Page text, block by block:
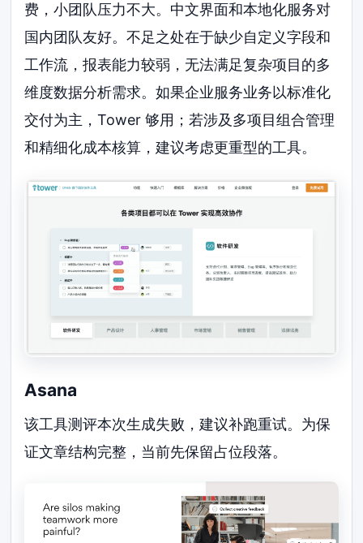
费，小团队压力不大。中文界面和本地化服务对
国内团队友好。不足之处在于缺少自定义字段和
工作流，报表能力较弱，无法满足复杂项目的多
维度数据分析需求。如果企业服务业务以标准化
交付为主，Tower 够用；若涉及多项目组合管理
和精细化成本核算，建议考虑更重型的工具。
Asana
该工具测评本次生成失败，建议补跑重试。为保
证文章结构完整，当前先保留占位段落。